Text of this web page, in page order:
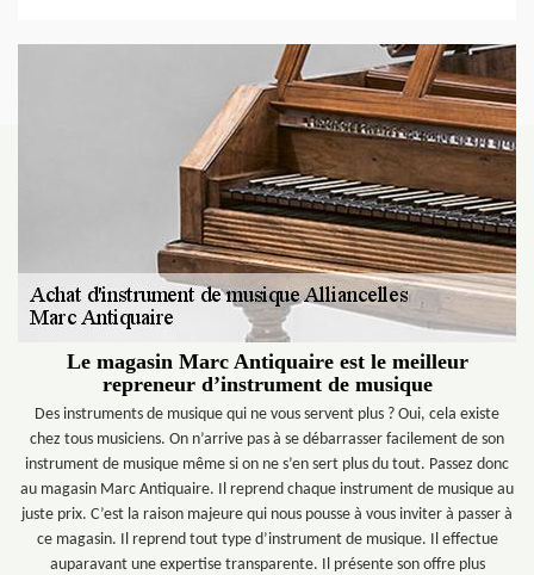
Le magasin Marc Antiquaire est le meilleur
repreneur d’instrument de musique
Des instruments de musique qui ne vous servent plus ? Oui, cela existe
chez tous musiciens. On n’arrive pas à se débarrasser facilement de son
instrument de musique même si on ne s’en sert plus du tout. Passez donc
au magasin Marc Antiquaire. Il reprend chaque instrument de musique au
juste prix. C’est la raison majeure qui nous pousse à vous inviter à passer à
ce magasin. Il reprend tout type d’instrument de musique. Il effectue
auparavant une expertise transparente. Il présente son offre plus